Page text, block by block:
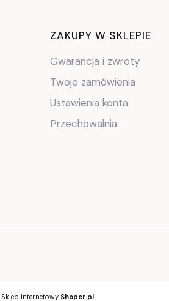
ZAKUPY W SKLEPIE
Gwarancja i zwroty
Twoje zamówienia
Ustawienia konta
Przechowalnia
Sklep internetowy Shoper.pl